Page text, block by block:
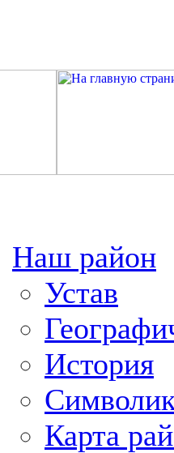
Наш район
Устав
История
Карта